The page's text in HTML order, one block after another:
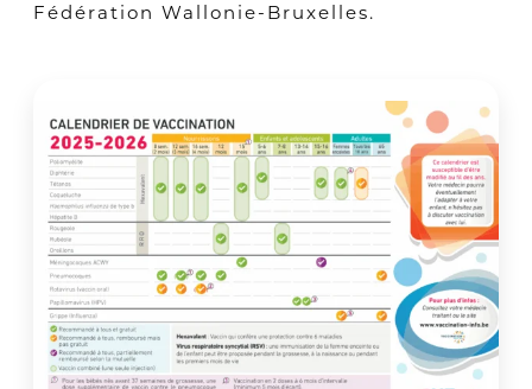
Fédération Wallonie-Bruxelles.